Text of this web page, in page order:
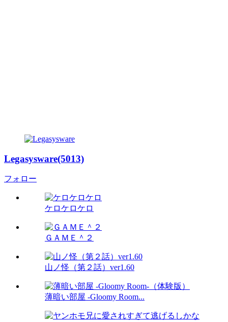
Legasysware(5013)
フォロー
ケロケロケロ
ＧＡＭＥ＾２
山ノ怪（第２話）ver1.60
薄暗い部屋 -Gloomy Room...